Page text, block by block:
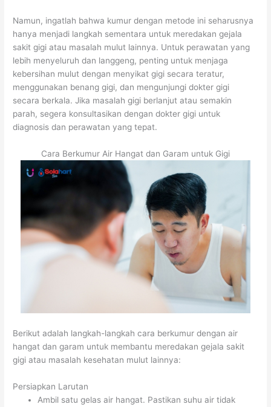
Namun, ingatlah bahwa kumur dengan metode ini seharusnya
hanya menjadi langkah sementara untuk meredakan gejala
sakit gigi atau masalah mulut lainnya. Untuk perawatan yang
lebih menyeluruh dan langgeng, penting untuk menjaga
kebersihan mulut dengan menyikat gigi secara teratur,
menggunakan benang gigi, dan mengunjungi dokter gigi
secara berkala. Jika masalah gigi berlanjut atau semakin
parah, segera konsultasikan dengan dokter gigi untuk
diagnosis dan perawatan yang tepat.
Cara Berkumur Air Hangat dan Garam untuk Gigi
Berikut adalah langkah-langkah cara berkumur dengan air
hangat dan garam untuk membantu meredakan gejala sakit
gigi atau masalah kesehatan mulut lainnya:
Persiapkan Larutan
Ambil satu gelas air hangat. Pastikan suhu air tidak